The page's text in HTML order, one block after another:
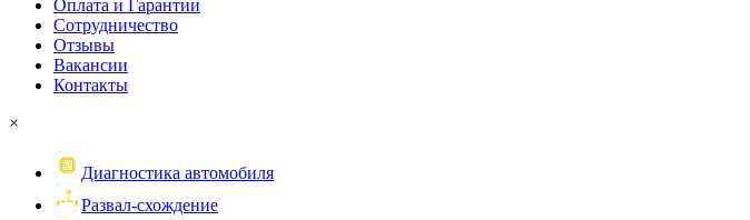
Оплата и Гарантии
Сотрудничество
Отзывы
Вакансии
Контакты
×
Диагностика автомобиля
Развал-схождение